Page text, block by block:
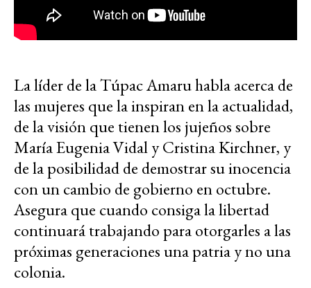
La líder de la Túpac Amaru habla acerca de
las mujeres que la inspiran en la actualidad,
de la visión que tienen los jujeños sobre
María Eugenia Vidal y Cristina Kirchner, y
de la posibilidad de demostrar su inocencia
con un cambio de gobierno en octubre.
Asegura que cuando consiga la libertad
continuará trabajando para otorgarles a las
próximas generaciones una patria y no una
colonia.